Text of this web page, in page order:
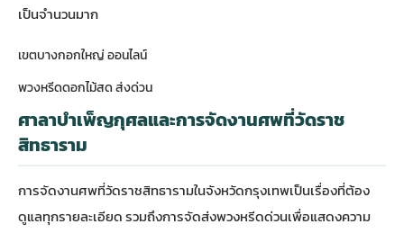
เป็นจำนวนมาก
เขตบางกอกใหญ่ ออนไลน์
พวงหรีดดอกไม้สด ส่งด่วน
ศาลาบำเพ็ญกุศลและการจัดงานศพที่วัดราช
สิทธาราม
การจัดงานศพที่วัดราชสิทธารามในจังหวัดกรุงเทพเป็นเรื่องที่ต้อง
ดูแลทุกรายละเอียด รวมถึงการจัดส่งพวงหรีดด่วนเพื่อแสดงความ